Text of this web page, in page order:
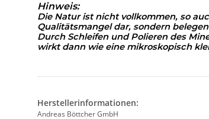
Hinweis:
Die Natur ist nicht vollkommen, so
Qualitätsmangel dar, sondern
Durch Schleifen und Polieren des
wirkt dann wie eine mikroskopisch
Herstellerinformationen:
Andreas Böttcher GmbH